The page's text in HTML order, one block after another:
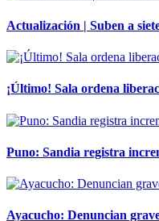
Actualización | Suben a
¡Último! Sala ordena
Puno: Sandia registra
Ayacucho: Denuncian